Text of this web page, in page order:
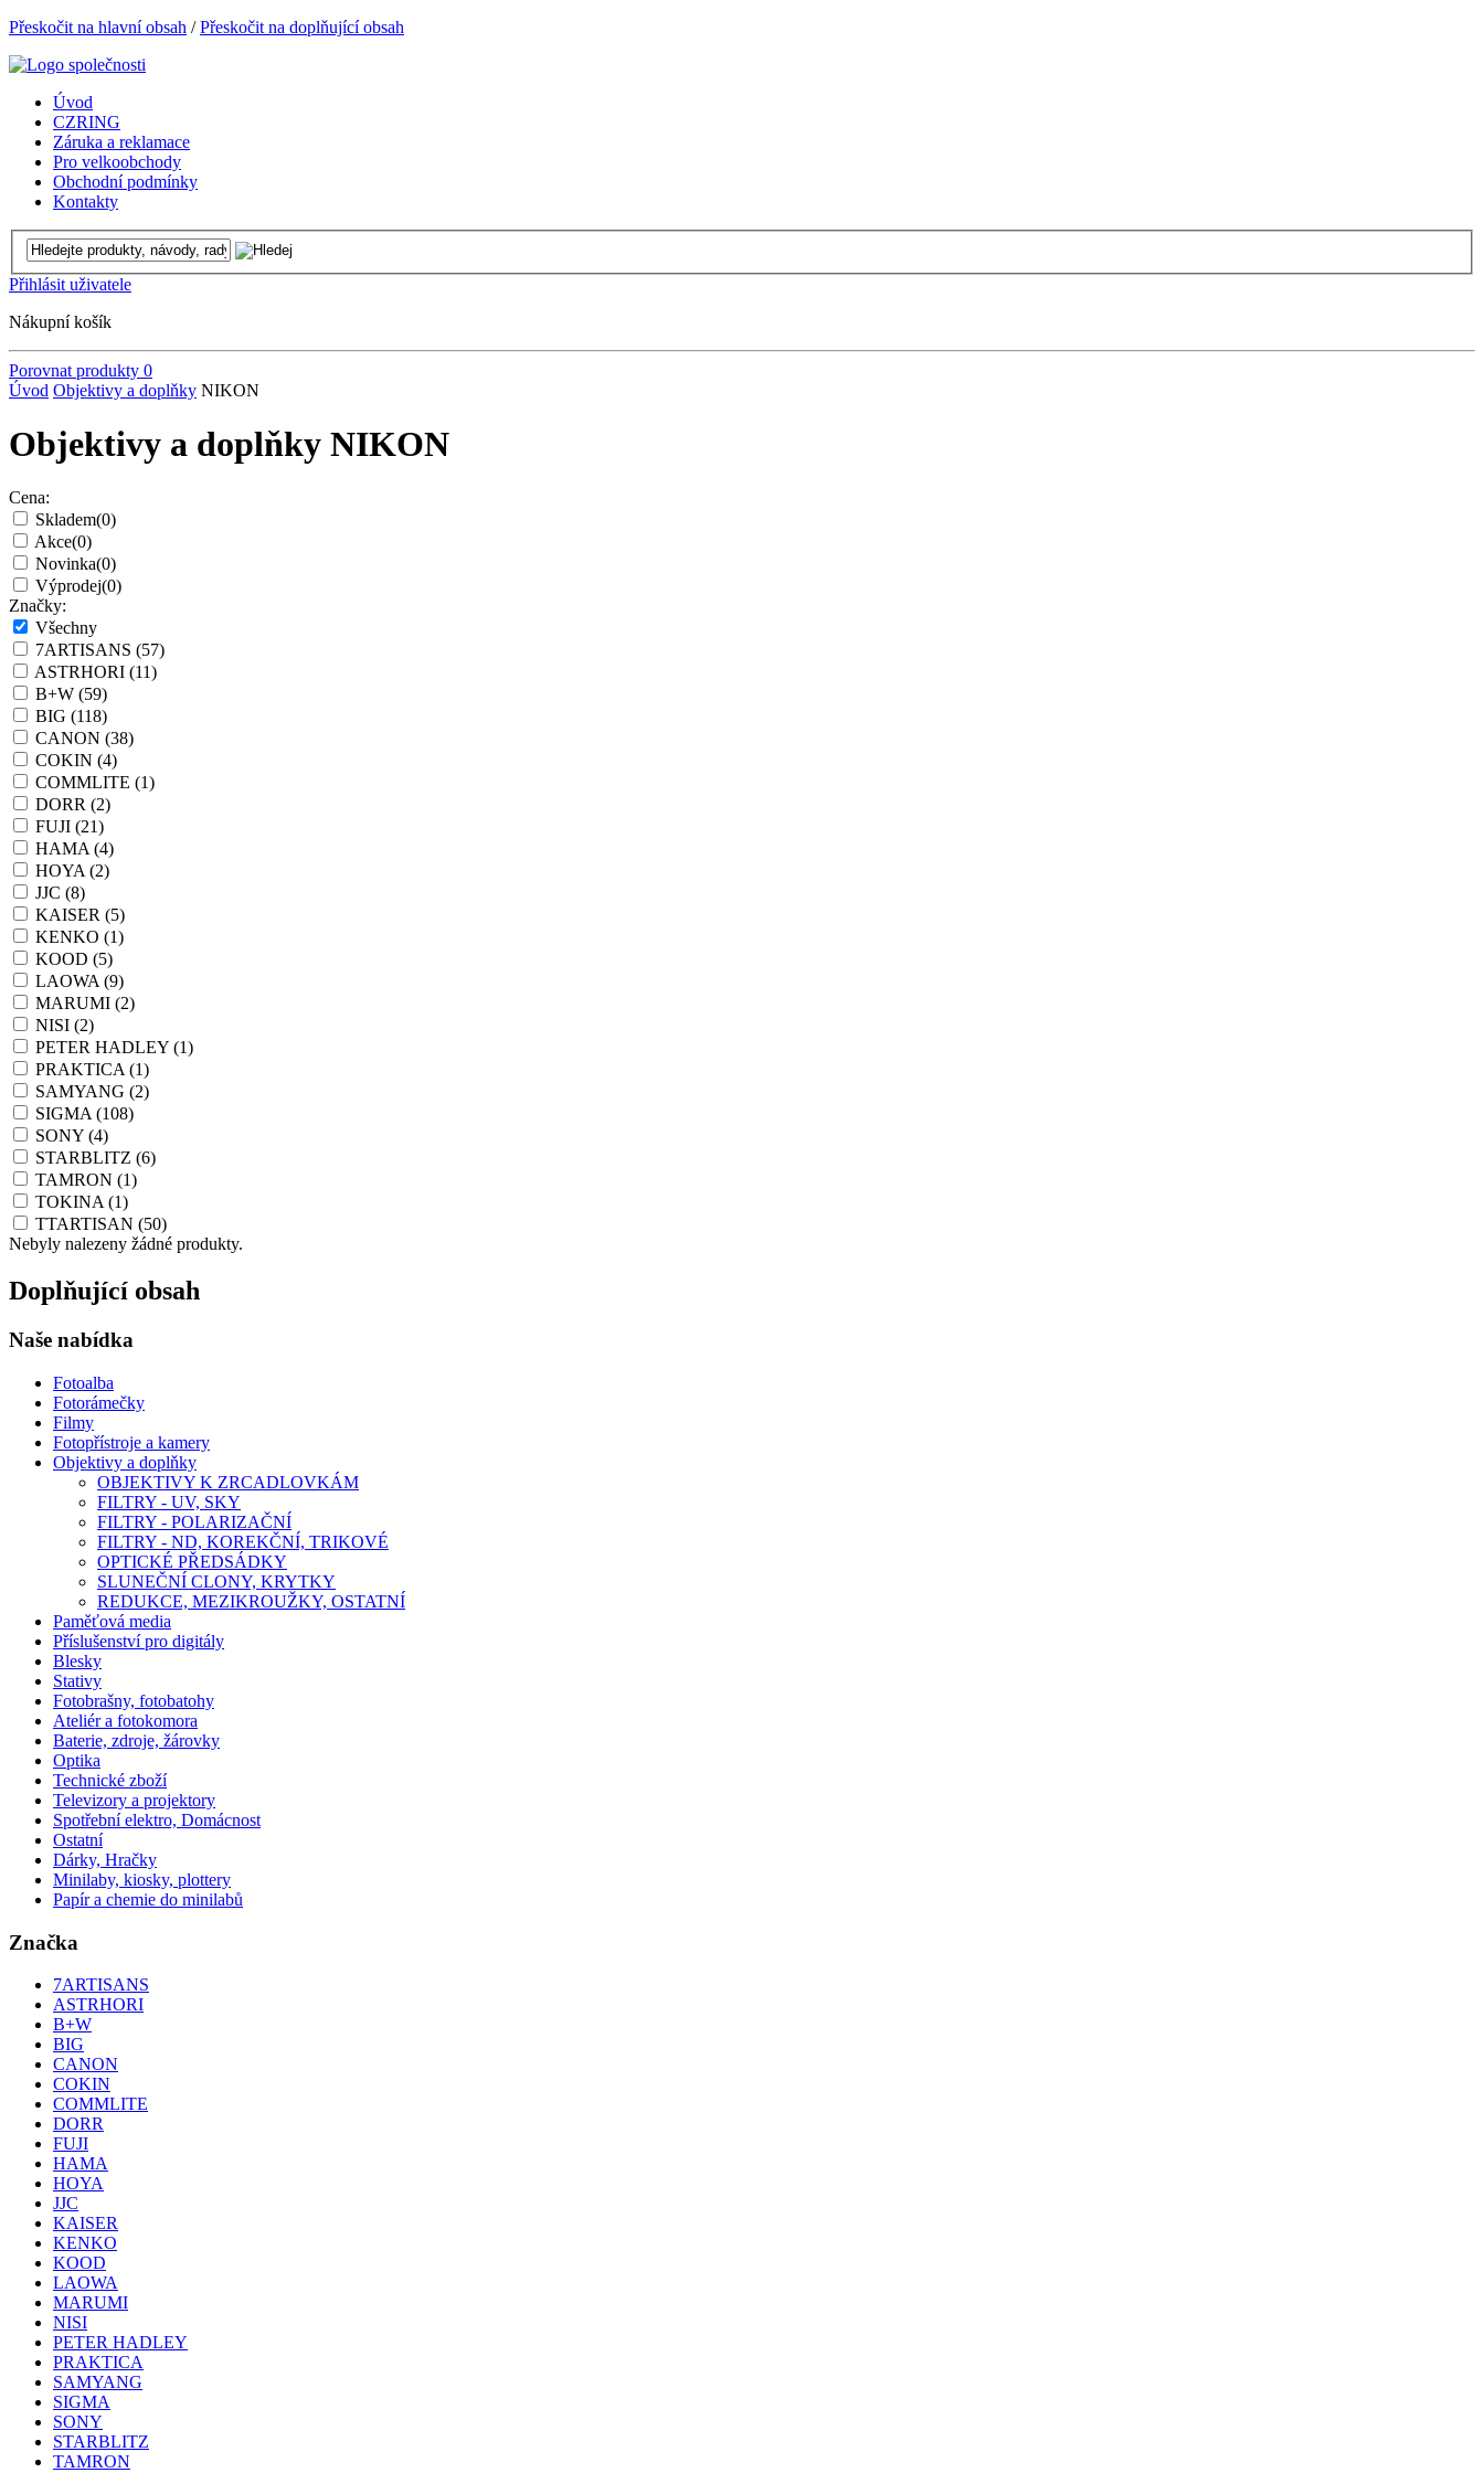
Přeskočit na hlavní obsah /Přeskočit na doplňující obsah
Úvod
CZRING
Záruka a reklamace
Pro velkoobchody
Obchodní podmínky
Kontakty
Přihlásit uživatele
Nákupní košík
Porovnat produkty 0
Úvod Objektivy a doplňky NIKON
Objektivy a doplňky NIKON
Cena:
Skladem(0)
Akce(0)
Novinka(0)
Výprodej(0)
Značky:
Všechny
7ARTISANS (57)
ASTRHORI (11)
B+W (59)
BIG (118)
CANON (38)
COKIN (4)
COMMLITE (1)
DORR (2)
FUJI (21)
HAMA(4)
HOYA(2)
JJC (8)
KAISER (5)
KENKO (1)
KOOD (5)
LAOWA(9)
MARUMI (2)
NISI (2)
PETER HADLEY (1)
PRAKTICA(1)
SAMYANG (2)
SIGMA(108)
SONY (4)
STARBLITZ (6)
TAMRON (1)
TOKINA(1)
TTARTISAN (50)
Nebyly nalezeny žádné produkty.
Doplňující obsah
Naše nabídka
Fotoalba
Fotorámečky
Filmy
Fotopřístroje a kamery
Objektivy a doplňky
OBJEKTIVY K ZRCADLOVKÁM
FILTRY - UV, SKY
FILTRY - POLARIZAČNÍ
FILTRY - ND, KOREKČNÍ, TRIKOVÉ
OPTICKÉ PŘEDSÁDKY
SLUNEČNÍ CLONY, KRYTKY
REDUKCE, MEZIKROUŽKY, OSTATNÍ
Paměťová media
Příslušenství pro digitály
Blesky
Stativy
Fotobrašny, fotobatohy
Ateliér a fotokomora
Baterie, zdroje, žárovky
Optika
Technické zboží
Televizory a projektory
Spotřební elektro, Domácnost
Ostatní
Dárky, Hračky
Minilaby, kiosky, plottery
Papír a chemie do minilabů
Značka
7ARTISANS
ASTRHORI
B+W
BIG
CANON
COKIN
COMMLITE
DORR
FUJI
HAMA
HOYA
JJC
KAISER
KENKO
KOOD
LAOWA
MARUMI
NISI
PETER HADLEY
PRAKTICA
SAMYANG
SIGMA
SONY
STARBLITZ
TAMRON